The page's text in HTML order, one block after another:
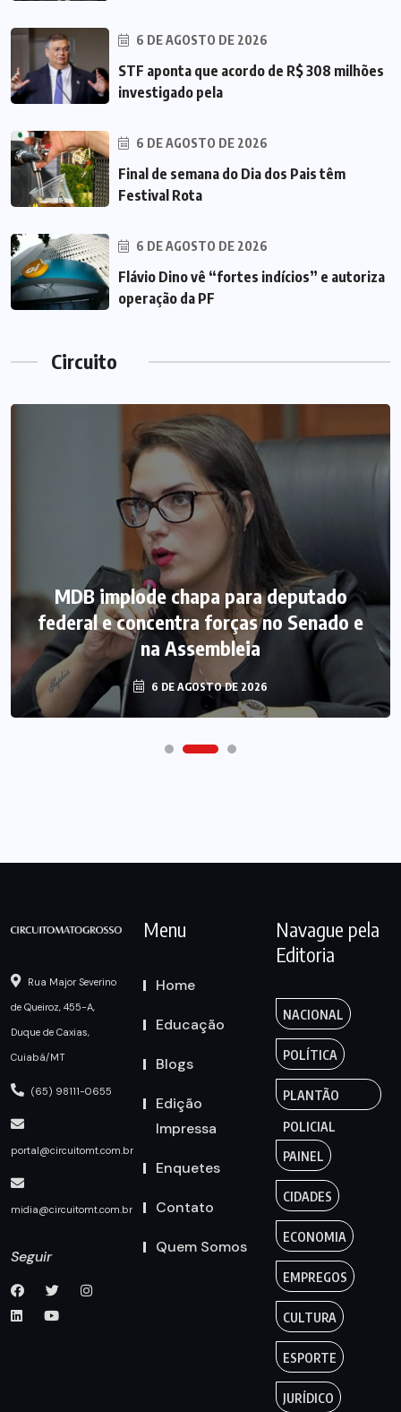
6 DE AGOSTO DE 2026
STF aponta que acordo de R$ 308 milhões
investigado pela
6 DE AGOSTO DE 2026
Final de semana do Dia dos Pais têm
Festival Rota
6 DE AGOSTO DE 2026
Flávio Dino vê “fortes indícios” e autoriza
operação da PF
Circuito
MDB implode chapa para deputado
federal e concentra forças no Senado e
na Assembleia
6 DE AGOSTO DE 2026
Rua Major Severino
de Queiroz, 455-A,
Duque de Caxias,
Cuiabá/MT
(65) 98111-0655
portal@circuitomt.com.br
midia@circuitomt.com.br
Seguir
Menu
Home
Educação
Blogs
Edição
Impressa
Enquetes
Contato
Quem Somos
Navague pela
Editoria
NACIONAL
POLÍTICA
PLANTÃO
POLICIAL
PAINEL
CIDADES
ECONOMIA
EMPREGOS
CULTURA
ESPORTE
JURÍDICO